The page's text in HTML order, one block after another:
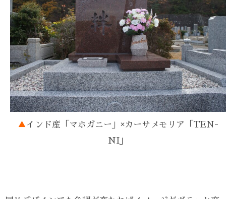
▲ インド産「マホガニー」×カーサメモリア「TEN-
NI」